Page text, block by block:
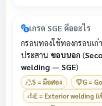
เกรด SGE คืออะไร
กรอบทองใช้ทองกรอบเ
ประสาน ขอบนอก (
welding — SGE)
S = มือสอง
G =
E = Exterior welding (